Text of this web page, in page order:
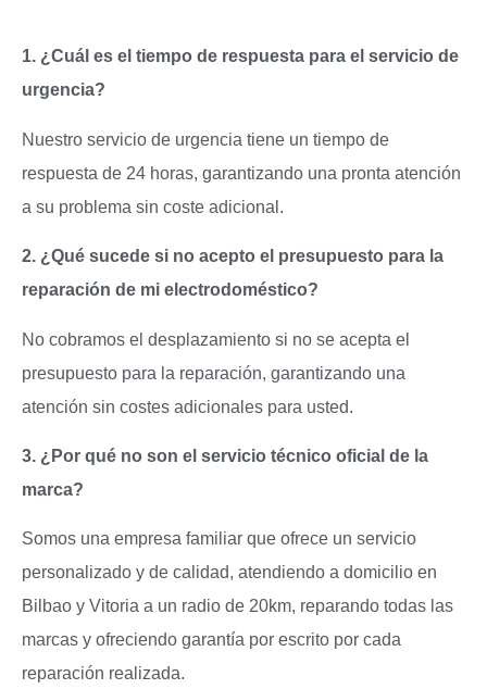
1. ¿Cuál es el tiempo de respuesta para el servicio de
urgencia?
Nuestro servicio de urgencia tiene un tiempo de
respuesta de 24 horas, garantizando una pronta atención
a su problema sin coste adicional.
2. ¿Qué sucede si no acepto el presupuesto para la
reparación de mi electrodoméstico?
No cobramos el desplazamiento si no se acepta el
presupuesto para la reparación, garantizando una
atención sin costes adicionales para usted.
3. ¿Por qué no son el servicio técnico oficial de la
marca?
Somos una empresa familiar que ofrece un servicio
personalizado y de calidad, atendiendo a domicilio en
Bilbao y Vitoria a un radio de 20km, reparando todas las
marcas y ofreciendo garantía por escrito por cada
reparación realizada.